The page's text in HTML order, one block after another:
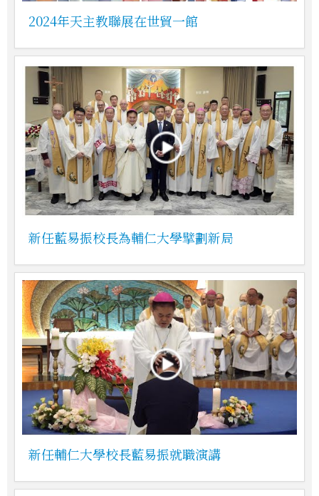
2024年天主教聯展在世貿一館
新任藍易振校長為輔仁大學擘劃新局
新任輔仁大學校長藍易振就職演講